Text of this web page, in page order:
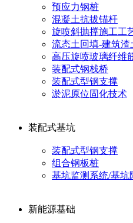
预应力钢桩
混凝土抗拔锚杆
旋喷斜抛撑施工工
流态土回填-建筑
高压旋喷玻璃纤维
装配式钢栈桥
装配式型钢支撑
淤泥原位固化技术
装配式基坑
装配式型钢支撑
组合钢板桩
基坑监测系统/基坑
新能源基础